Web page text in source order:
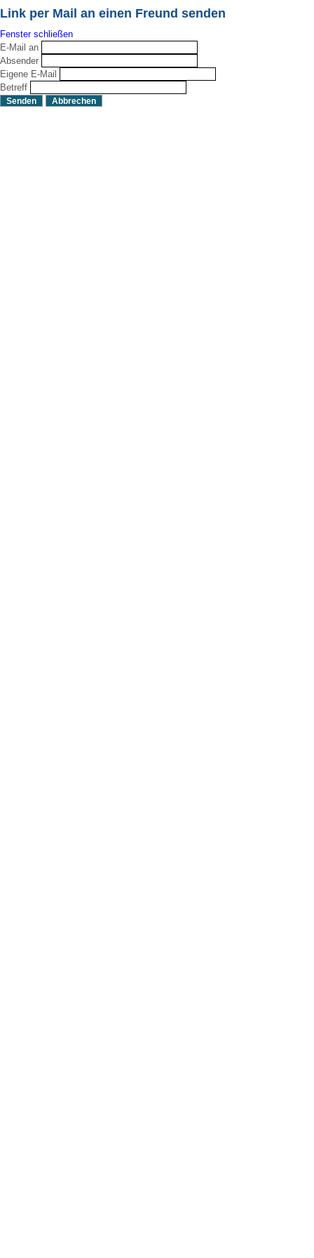
Link per Mail an einen Freund senden
Fenster schließen
E-Mail an
Absender
Eigene E-Mail
Betreff
Senden Abbrechen